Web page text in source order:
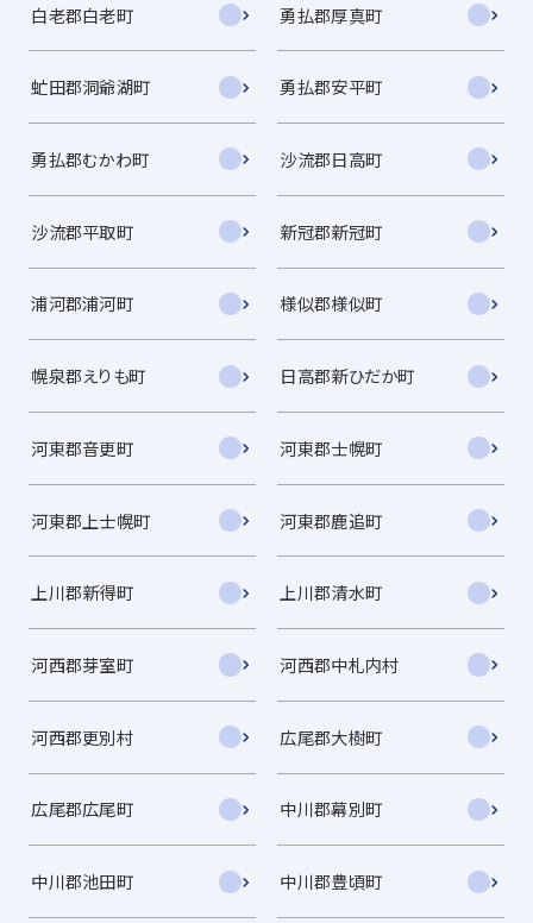
白老郡白老町 勇払郡厚真町
虻田郡洞爺湖町 勇払郡安平町
勇払郡むかわ町 沙流郡日高町
沙流郡平取町 新冠郡新冠町
浦河郡浦河町 様似郡様似町
幌泉郡えりも町 日高郡新ひだか町
河東郡音更町 河東郡士幌町
河東郡上士幌町 河東郡鹿追町
上川郡新得町 上川郡清水町
河西郡芽室町 河西郡中札内村
河西郡更別村 広尾郡大樹町
広尾郡広尾町 中川郡幕別町
中川郡池田町 中川郡豊頃町